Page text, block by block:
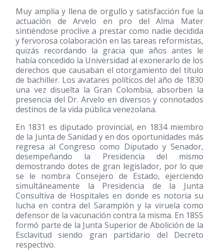
Muy amplia y llena de orgullo y satisfacción fue la
actuación de Arvelo en pro del Alma Mater
sintiéndose proclive a prestar como nadie decidida
y fervorosa colaboración en las tareas reformistas,
quizás recordando la gracia que años antes le
había concedido la Universidad al exonerarlo de los
derechos que causaban el otorgamiento del título
de bachiller. Los avatares políticos del año de 1830
una vez disuelta la Gran Colombia, absorben la
presencia del Dr. Arvelo en diversos y connotados
destinos de la vida pública venezolana.
En 1831 es diputado provincial, en 1834 miembro
de la Junta de Sanidad y en dos oportunidades más
regresa al Congreso como Diputado y Senador,
desempeñando la Presidencia del mismo
demostrando dotes de gran legislador, por lo que
se le nombra Consejero de Estado, ejerciendo
simultáneamente la Presidencia de la Junta
Consultiva de Hospitales en donde es notoria su
lucha en contra del Sarampión y la viruela como
defensor de la vacunación contra la misma. En 1855
formó parte de la Junta Superior de Abolición de la
Esclavitud siendo gran partidario del Decreto
respectivo.